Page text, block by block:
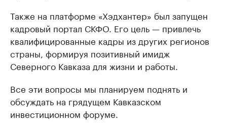
Также на платформе «Хэдхантер» был запущен
кадровый портал СКФО. Его цель — привлечь
квалифицированные кадры из других регионов
страны, формируя позитивный имидж
Северного Кавказа для жизни и работы.
Все эти вопросы мы планируем поднять и
обсуждать на грядущем Кавказском
инвестиционном форуме.